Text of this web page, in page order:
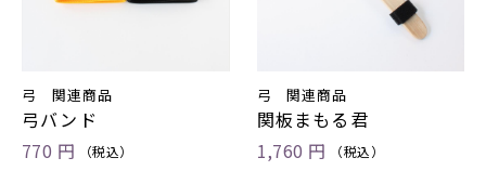
弓 関連商品
弓バンド
770 円
（税込）
弓 関連商品
関板まもる君
1,760 円
（税込）